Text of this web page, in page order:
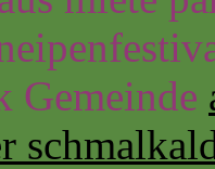
Gemeinde